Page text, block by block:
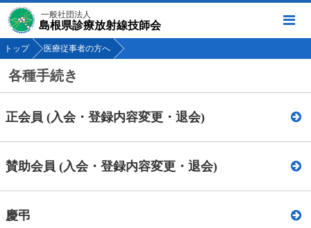
一般社団法人
島根県診療放射線技師会
トップ 医療従事者の方へ
各種手続き
正会員 (入会・登録内容変更・退会)
賛助会員 (入会・登録内容変更・退会)
慶弔